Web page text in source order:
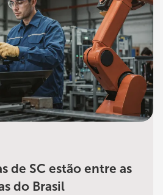
de SC estão entre as
do Brasil